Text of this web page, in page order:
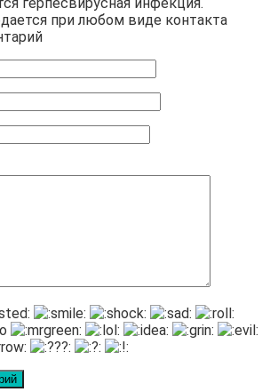
при любом виде контакта